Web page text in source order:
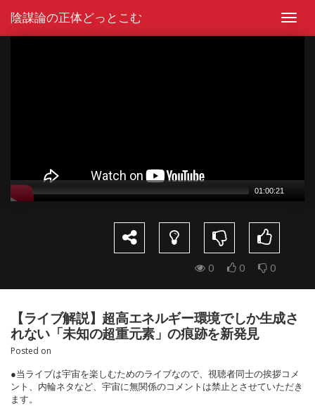
陰謀論の正体どっとこむ
01:00:21
0 0 0
【ライブ解説】超高エネルギー環境でしか生成さ
れない「未知の超重元素」の痕跡を新発見
Posted on
●当ライブは宇宙を楽しむためのライブなので、視聴者同士の挨拶コメ
ント、内輪ネタなど、宇宙に無関係のコメントは禁止とさせていただき
ます。